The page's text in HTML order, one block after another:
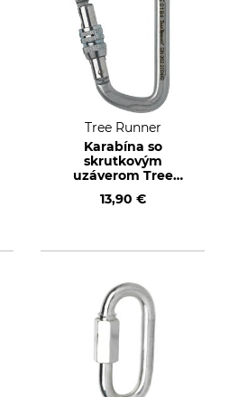
Tree Runner
Karabína so
skrutkovým
uzáverom Tree
EN 362
13,90 €